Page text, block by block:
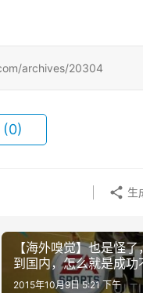
archives/20304
(0)
生
【海外嗅觉】也是怪
到国内，怎么就是成功
2015年10月9日 5:21 下午